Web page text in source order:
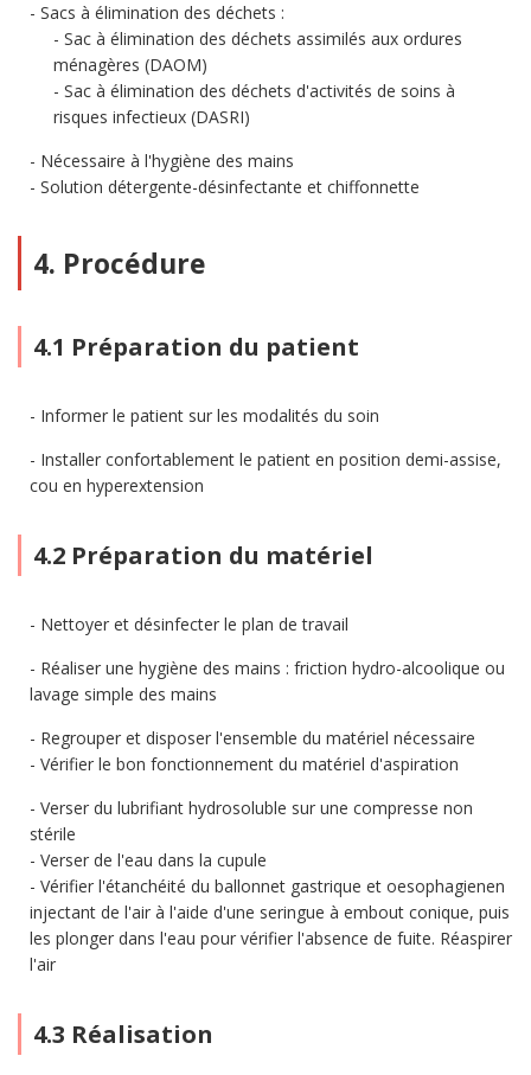
Sacs à élimination des déchets :
Sac à élimination des déchets assimilés aux ordures
ménagères (DAOM)
Sac à élimination des déchets d'activités de soins à
risques infectieux (DASRI)
Nécessaire à l'hygiène des mains
Solution détergente-désinfectante et chiffonnette
4. Procédure
4.1 Préparation du patient
Informer le patient sur les modalités du soin
Installer confortablement le patient en position demi-assise,
cou en hyperextension
4.2 Préparation du matériel
Nettoyer et désinfecter le plan de travail
Réaliser une hygiène des mains : friction hydro-alcoolique ou
lavage simple des mains
Regrouper et disposer l'ensemble du matériel nécessaire
Vérifier le bon fonctionnement du matériel d'aspiration
Verser du lubrifiant hydrosoluble sur une compresse non
stérile
Verser de l'eau dans la cupule
Vérifier l'étanchéité du ballonnet gastrique et oesophagienen
injectant de l'air à l'aide d'une seringue à embout conique, puis
les plonger dans l'eau pour vérifier l'absence de fuite. Réaspirer
l'air
4.3 Réalisation